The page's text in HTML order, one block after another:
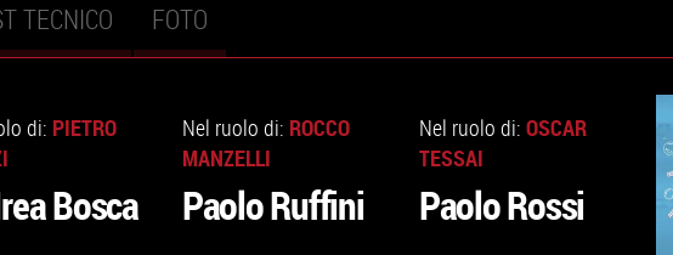
TECNICO FOTO
di: PIETRO
Bosca
Nel ruolo di: ROCCO
MANZELLI
Paolo Ruffini
Nel ruolo di: OSCAR
TESSAI
Paolo Rossi